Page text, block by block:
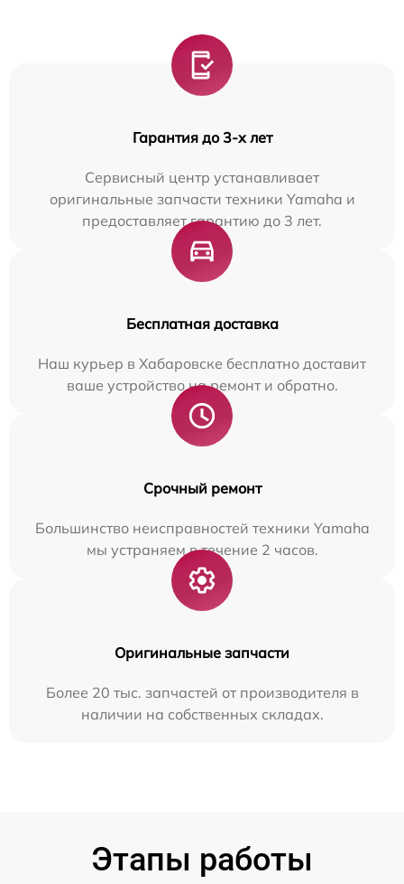
Гарантия до 3-х лет
Сервисный центр устанавливает
оригинальные запчасти техники Yamaha и
предоставляет гарантию до 3 лет.
Бесплатная доставка
Наш курьер в Хабаровске бесплатно доставит
ваше устройство на ремонт и обратно.
Срочный ремонт
Большинство неисправностей техники Yamaha
мы устраняем в течение 2 часов.
Оригинальные запчасти
Более 20 тыс. запчастей от производителя в
наличии на собственных складах.
Этапы работы